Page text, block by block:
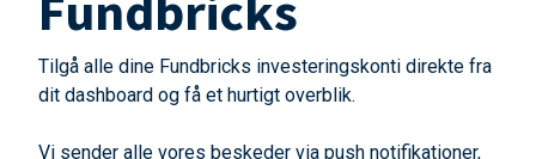
Tilgå alle dine Fundbricks investeringskonti direkte fra
dit dashboard og få et hurtigt overblik.
Vi sender alle vores beskeder via push notifikationer,